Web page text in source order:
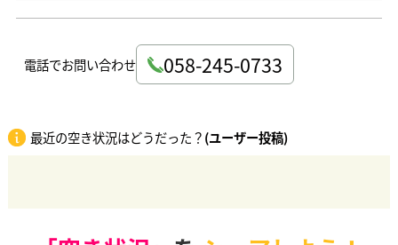
電話でお問い合わせ 058-245-0733
最近の空き状況はどうだった？(ユーザー投稿)